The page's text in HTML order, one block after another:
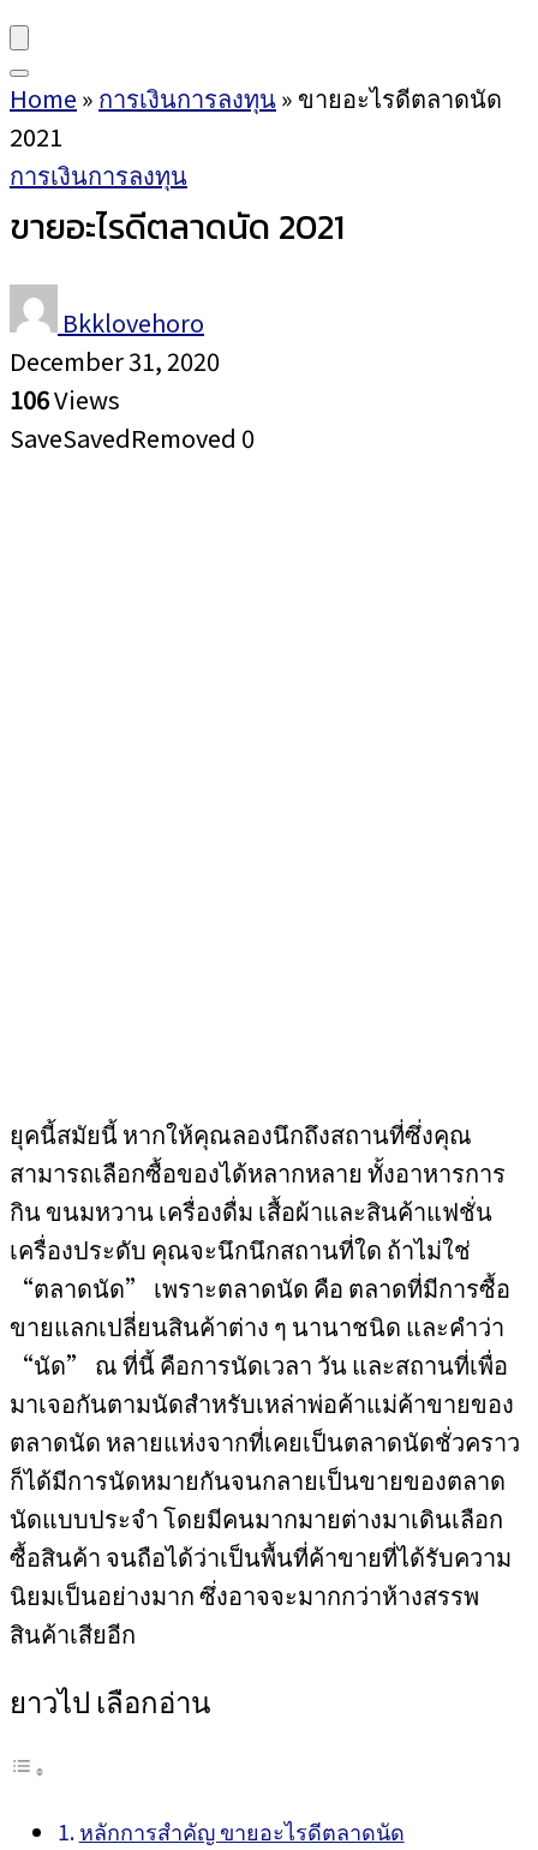
Home » การเงินการลงทุน» ขายอะไรดีตลาดนัด
2021
การเงินการลงทุน
ขายอะไรดีตลาดนัด 2021
Bkklovehoro
December 31, 2020
106Views
SaveSavedRemoved 0
ยุคนี้สมัยนี้ หากให้คุณลองนึกถึงสถานที่ซึ่งคุณ
สามารถเลือกซื้อของได้หลากหลาย ทั้งอาหารการ
กิน ขนมหวาน เครื่องดื่ม เสื้อผ้าและสินค้าแฟชั่น
เครื่องประดับ คุณจะนึกนึกสถานที่ใด ถ้าไม่ใช่
“ตลาดนัด” เพราะตลาดนัด คือ ตลาดที่มีการซื้อ
ขายแลกเปลี่ยนสินค้าต่าง ๆ นานาชนิด และคำว่า
“นัด” ณ ที่นี้ คือการนัดเวลา วัน และสถานที่เพื่อ
มาเจอกันตามนัดสำหรับเหล่าพ่อค้าแม่ค้าขายของ
ตลาดนัด หลายแห่งจากที่เคยเป็นตลาดนัดชั่วคราว
ก็ได้มีการนัดหมายกันจนกลายเป็นขายของตลาด
นัดแบบประจำ โดยมีคนมากมายต่างมาเดินเลือก
ซื้อสินค้า จนถือได้ว่าเป็นพื้นที่ค้าขายที่ได้รับความ
นิยมเป็นอย่างมาก ซึ่งอาจจะมากกว่าห้างสรรพ
สินค้าเสียอีก
ยาวไป เลือกอ่าน
หลักการสำคัญ ขายอะไรดีตลาดนัด